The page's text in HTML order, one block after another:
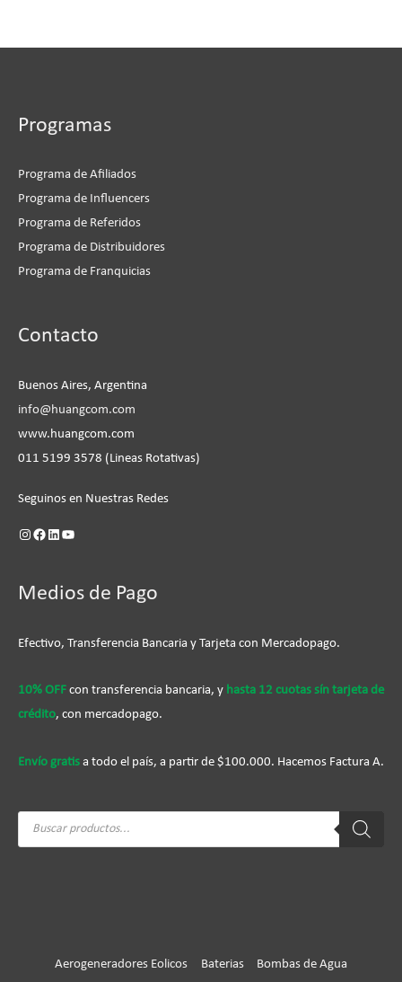
Programas
Programa de Afiliados
Programa de Influencers
Programa de Referidos
Programa de Distribuidores
Programa de Franquicias
Contacto
Buenos Aires, Argentina
info@huangcom.com
www.huangcom.com
011 5199 3578 (Lineas Rotativas)
Seguinos en Nuestras Redes
Medios de Pago
Efectivo, Transferencia Bancaria y Tarjeta con Mercadopago.
10% OFF con transferencia bancaria, y hasta 12 cuotas sín tarjeta de
crédito, con mercadopago.
Envío gratis a todo el país, a partir de $100.000. Hacemos Factura A.
Búsqueda
Aerogeneradores Eolicos Baterias Bombas de Agua